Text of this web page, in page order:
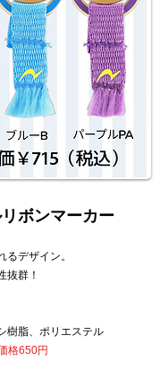
ボンマーカー
デザイン。
抜群！
脂、ポリエステル
格650円